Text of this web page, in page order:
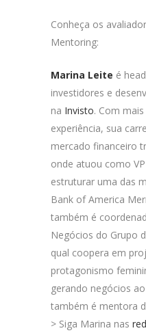
Conheça os
Mentoring:
Marina Leite é
investidores e
na Invisto. Com
experiência, sua
mercado financeiro
onde atuou como
estruturar uma das
Bank of America
também é
Negócios do Grupo
qual coopera em
protagonismo
gerando negócios
também é mentora
> Siga Marina nas